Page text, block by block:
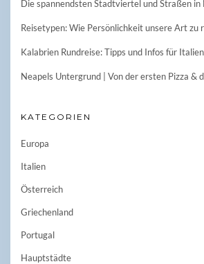
Die spannendsten Stadtviertel und Straßen in
Reisetypen: Wie Persönlichkeit unsere Art zu
Kalabrien Rundreise: Tipps und Infos für
Neapels Untergrund | Von der ersten Pizza &
KATEGORIEN
Europa
Italien
Österreich
Griechenland
Portugal
Hauptstädte